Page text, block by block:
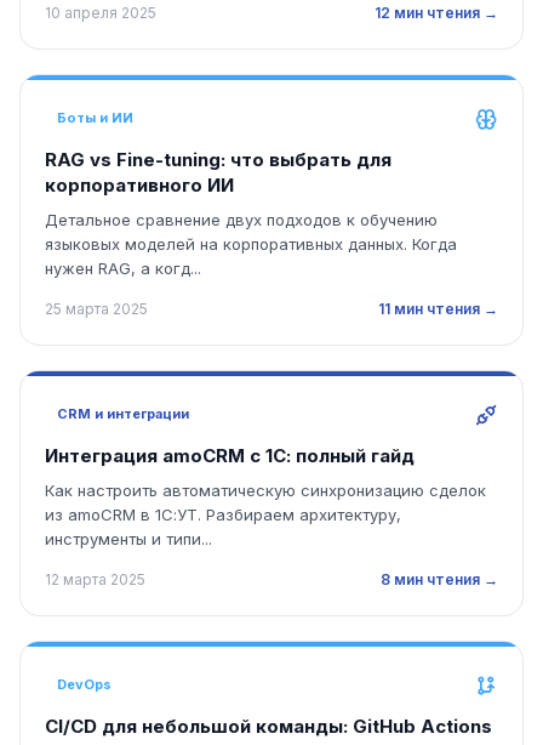
10 апреля 2025 12 мин чтения →
Боты и ИИ
RAG vs Fine-tuning: что выбрать для
корпоративного ИИ
Детальное сравнение двух подходов к обучению
языковых моделей на корпоративных данных. Когда
нужен RAG, а когд...
25 марта 2025 11 мин чтения →
CRM и интеграции
Интеграция amoCRM с 1С: полный гайд
Как настроить автоматическую синхронизацию сделок
из amoCRM в 1С:УТ. Разбираем архитектуру,
инструменты и типи...
12 марта 2025 8 мин чтения →
DevOps
CI/CD для небольшой команды: GitHub Actions